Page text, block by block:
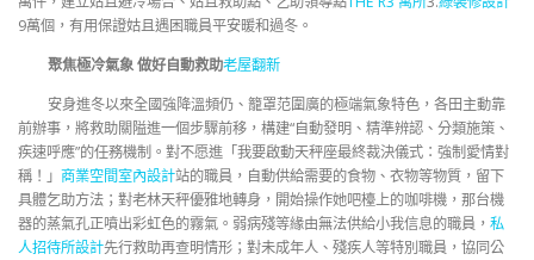
9萬個，有用保證姑且遇困職員平安暖和過冬。
聚焦極冷氣象 做好自動救助老屋翻新
安身進冬以來全國強降溫頻仍、籠罩范圍廣的極端氣象特色，各田主動靠
前辦事，將救助關隘進一個步驟前移，構建“自動發明、精準辨認、分類施策、
疾速呼應”的任務機制。對不愿進「我要啟動天秤座最終裁決儀式：強制愛情對
稱！」 商業空間室內設計站的職員，自動供給需要的食物、衣物等物質，留下
具體乞助方法；對老林天秤優雅地轉身，開始操作她吧檯上的咖啡機，那台機
器的蒸氣孔正噴出彩虹色的霧氣。弱病殘等緣由無法供給小我信息的職員， 私
人招待所設計先行救助再查明情形；對未成年人、殘疾人等特別職員，協同公